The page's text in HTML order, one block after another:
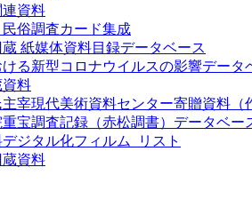
資料
俗調査カード集成
紙媒体資料目録データベース
る新型コロナウイルスの影響データ
料
宰現代美術資料センター寄贈資料（
宝調査記録（赤松調書）データベー
ジタル化フィルム_リスト
資料